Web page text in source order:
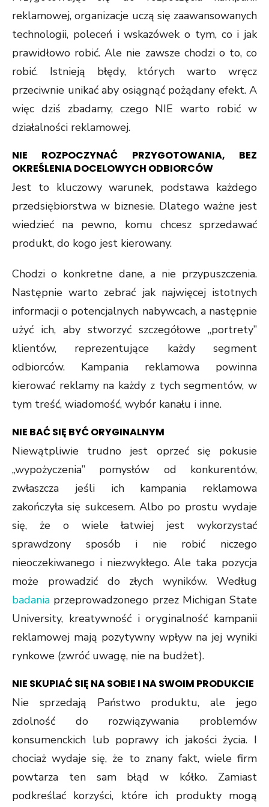
reklamowej, organizacje uczą się zaawansowanych
technologii, poleceń i wskazówek o tym, co i jak
prawidłowo robić. Ale nie zawsze chodzi o to, co
robić. Istnieją błędy, których warto wręcz
przeciwnie unikać aby osiągnąć pożądany efekt. A
więc dziś zbadamy, czego NIE warto robić w
działalności reklamowej.
NIE ROZPOCZYNAĆ PRZYGOTOWANIA, BEZ
OKREŚLENIA DOCELOWYCH ODBIORCÓW
Jest to kluczowy warunek, podstawa każdego
przedsiębiorstwa w biznesie. Dlatego ważne jest
wiedzieć na pewno, komu chcesz sprzedawać
produkt, do kogo jest kierowany.
Chodzi o konkretne dane, a nie przypuszczenia.
Następnie warto zebrać jak najwięcej istotnych
informacji o potencjalnych nabywcach, a następnie
użyć ich, aby stworzyć szczegółowe „portrety”
klientów, reprezentujące każdy segment
odbiorców. Kampania reklamowa powinna
kierować reklamy na każdy z tych segmentów, w
tym treść, wiadomość, wybór kanału i inne.
NIE BAĆ SIĘ BYĆ ORYGINALNYM
Niewątpliwie trudno jest oprzeć się pokusie
„wypożyczenia” pomysłów od konkurentów,
zwłaszcza jeśli ich kampania reklamowa
zakończyła się sukcesem. Albo po prostu wydaje
się, że o wiele łatwiej jest wykorzystać
sprawdzony sposób i nie robić niczego
nieoczekiwanego i niezwykłego. Ale taka pozycja
może prowadzić do złych wyników. Według
badania przeprowadzonego przez Michigan State
University, kreatywność i oryginalność kampanii
reklamowej mają pozytywny wpływ na jej wyniki
rynkowe (zwróć uwagę, nie na budżet).
NIE SKUPIAĆ SIĘ NA SOBIE I NA SWOIM PRODUKCIE
Nie sprzedają Państwo produktu, ale jego
zdolność do rozwiązywania problemów
konsumenckich lub poprawy ich jakości życia. I
chociaż wydaje się, że to znany fakt, wiele firm
powtarza ten sam błąd w kółko. Zamiast
podkreślać korzyści, które ich produkty mogą